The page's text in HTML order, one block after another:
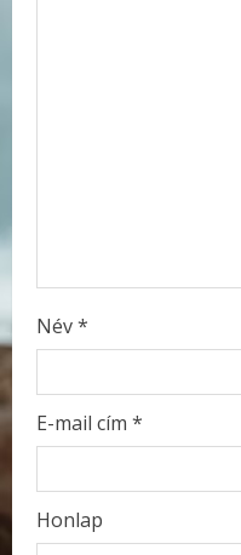
g
Név*
E-mail cím *
Honlap